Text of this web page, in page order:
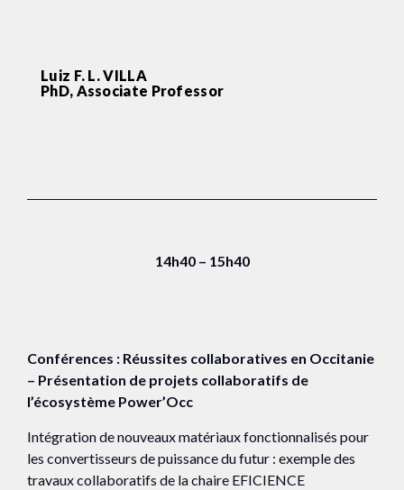
Luiz F. L. VILLA
PhD, Associate Professor
14h40 – 15h40
Conférences : Réussites collaboratives en Occitanie
– Présentation de projets collaboratifs de
l’écosystème Power’Occ
Intégration de nouveaux matériaux fonctionnalisés pour
les convertisseurs de puissance du futur : exemple des
travaux collaboratifs de la chaire EFICIENCE